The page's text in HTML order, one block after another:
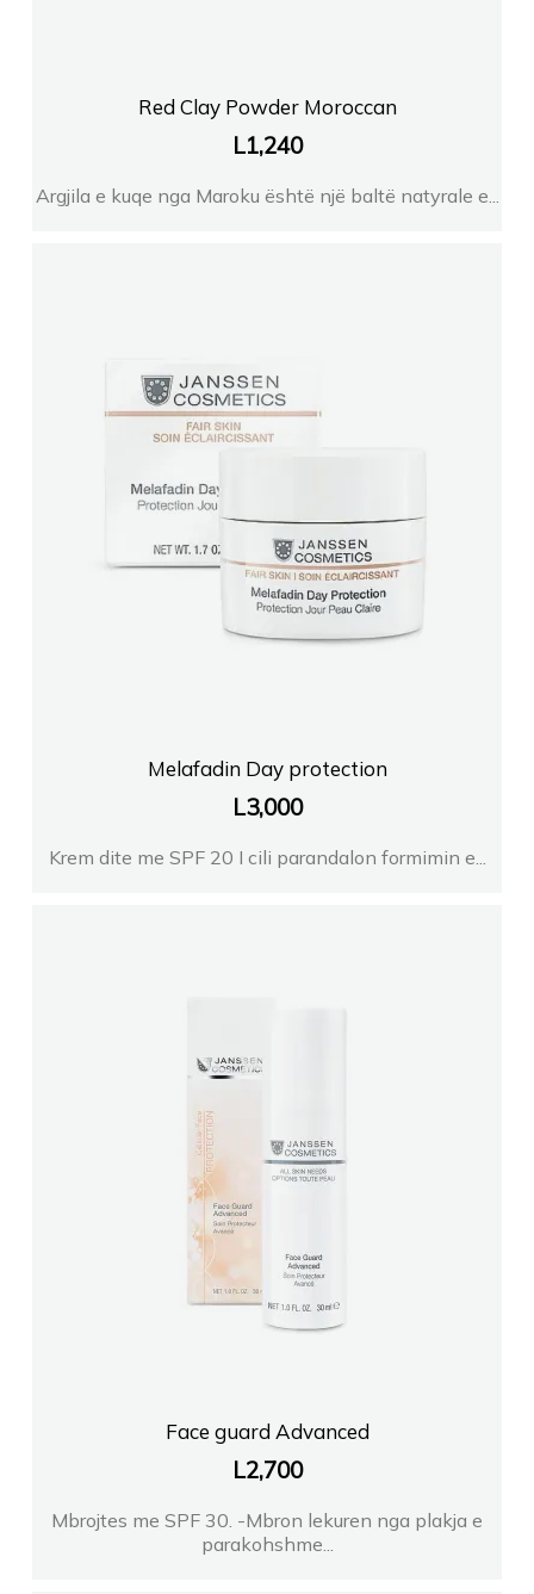
Red Clay Powder Moroccan
L1,240
Argjila e kuqe nga Maroku është një baltë natyrale e...
Melafadin Day protection
L3,000
Krem dite me SPF 20 I cili parandalon formimin e...
Face guard Advanced
L2,700
Mbrojtes me SPF 30. -Mbron lekuren nga plakja e
parakohshme...